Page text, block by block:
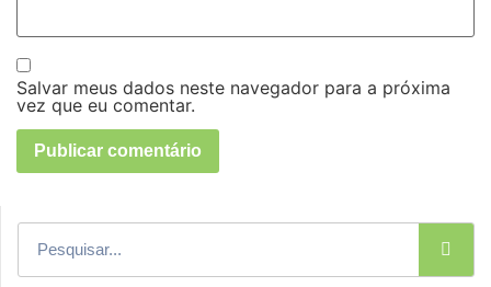
Salvar meus dados neste navegador para a próxima
vez que eu comentar.